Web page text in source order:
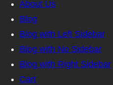
About Us
Blog
Blog with Left Sidebar
Blog with No Sidebar
Blog with Right Sidebar
Cart